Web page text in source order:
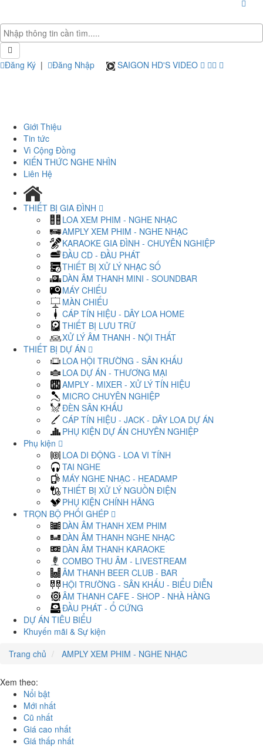
Đăng Ký | Đăng Nhập SAIGON HD'S VIDEO
Giới Thiệu
Tin tức
Vì Cộng Đồng
KIẾN THỨC NGHE NHÌN
Liên Hệ
THIẾT BỊ GIA ĐÌNH
LOA XEM PHIM - NGHE NHẠC
AMPLY XEM PHIM - NGHE NHẠC
KARAOKE GIA ĐÌNH - CHUYÊN NGHIỆP
ĐẦU CD - ĐẦU PHÁT
THIẾT BỊ XỬ LÝ NHẠC SỐ
DÀN ÂM THANH MINI - SOUNDBAR
MÁY CHIẾU
MÀN CHIẾU
CÁP TÍN HIỆU - DÂY LOA HOME
THIẾT BỊ LƯU TRỮ
XỬ LÝ ÂM THANH - NỘI THẤT
THIẾT BỊ DỰ ÁN
LOA HỘI TRƯỜNG - SÂN KHẤU
LOA DỰ ÁN - THƯƠNG MẠI
AMPLY - MIXER - XỬ LÝ TÍN HIỆU
MICRO CHUYÊN NGHIỆP
ĐÈN SÂN KHẤU
CÁP TÍN HIỆU - JACK - DÂY LOA DỰ ÁN
PHỤ KIỆN DỰ ÁN CHUYÊN NGHIỆP
Phụ kiện
LOA DI ĐỘNG - LOA VI TÍNH
TAI NGHE
MÁY NGHE NHẠC - HEADAMP
THIẾT BỊ XỬ LÝ NGUỒN ĐIỆN
PHỤ KIỆN CHÍNH HÃNG
TRỌN BỘ PHỐI GHÉP
DÀN ÂM THANH XEM PHIM
DÀN ÂM THANH NGHE NHẠC
DÀN ÂM THANH KARAOKE
COMBO THU ÂM - LIVESTREAM
ÂM THANH BEER CLUB - BAR
HỘI TRƯỜNG - SÂN KHẤU - BIỂU DIỄN
ÂM THANH CAFE - SHOP - NHÀ HÀNG
ĐẦU PHÁT - Ổ CỨNG
DỰ ÁN TIÊU BIỂU
Khuyến mãi & Sự kiện
Trang chủ
AMPLY XEM PHIM - NGHE NHẠC
Xem theo:
Nổi bật
Mới nhất
Cũ nhất
Giá cao nhất
Giá thấp nhất